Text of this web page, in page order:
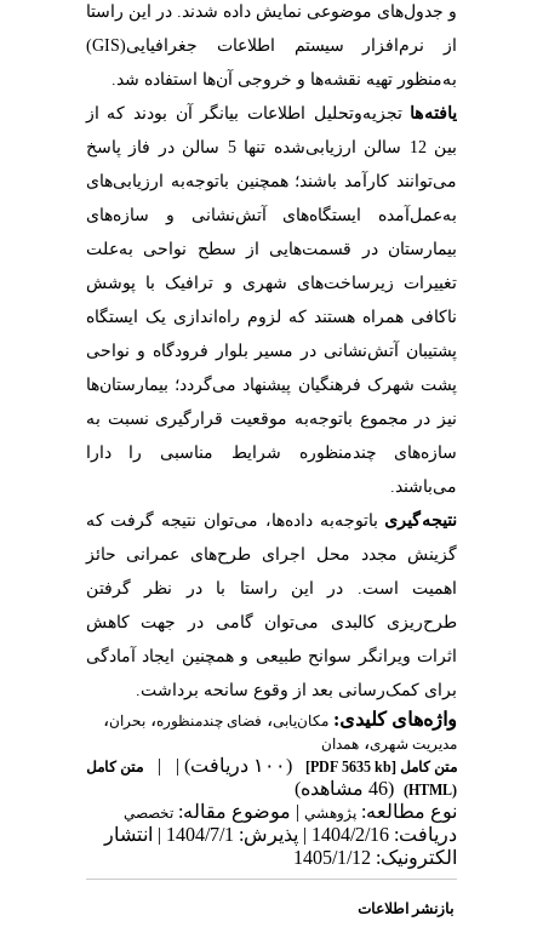
و جدول‌های موضوعی نمایش داده شدند. در این راستا
از نرم‌افزار سیستم اطلاعات جغرافیایی(GIS)
به‌منظور تهیه نقشه‌ها و خروجی آن‌ها استفاده شد.
یافته ها تجزیه‌وتحلیل اطلاعات بیانگر آن بودند که از
بین 12 سالن ارزیابی‌شده تنها 5 سالن در فاز پاسخ
می‌توانند کارآمد باشند؛ همچنین باتوجه‌به ارزیابی‌های
به‌عمل‌آمده ایستگاه‌های آتش‌نشانی و سازه‌های
بیمارستان در قسمت‌هایی از سطح نواحی به‌علت
تغییرات زیرساخت‌های شهری و ترافیک با پوشش
ناکافی همراه هستند که لزوم راه‌اندازی یک ایستگاه
پشتیبان آتش‌نشانی در مسیر بلوار فرودگاه و نواحی
پشت شهرک فرهنگیان پیشنهاد می‌گردد؛ بیمارستان‌ها
نیز در مجموع باتوجه‌به موقعیت قرارگیری نسبت به
سازه‌های چندمنظوره شرایط مناسبی را دارا
می‌باشند.
نتیجه گیری باتوجه‌به داده‌ها، می‌توان نتیجه گرفت که
گزینش مجدد محل اجرای طرح‌های عمرانی حائز
اهمیت است. در این راستا با در نظر گرفتن
طرح‌ریزی کالبدی می‌توان گامی در جهت کاهش
اثرات ویرانگر سوانح طبیعی و همچنین ایجاد آمادگی
برای کمک‌رسانی بعد از وقوع سانحه برداشت.
واژه‌های کلیدی: مکان‌یابی، فضای چندمنظوره، بحران،
مدیریت شهری، همدان
متن کامل[PDF 5635 kb] (۱۰۰ دریافت) | |
متن کامل
(HTML)
(46 مشاهده)
نوع مطالعه: پژوهشي| موضوع مقاله: تخصصي
دریافت: 1404/2/16 | پذیرش: 1404/7/1 | انتشار
الکترونیک: 1405/1/12
بازنشر اطلاعات